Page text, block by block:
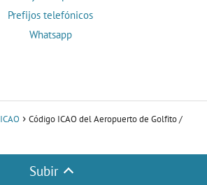
Prefijos telefónicos
Whatsapp
ICAO
Código ICAO del Aeropuerto de Golfito /
Subir